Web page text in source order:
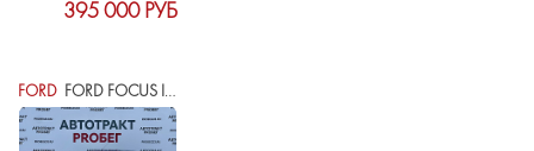
395 000 РУБ
FORD FORD FOCUS II РЕСТАЙЛИНГ